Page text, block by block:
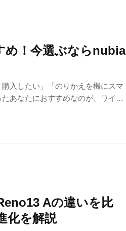
め！今選ぶならnubia
入したい」「のりかえを機にスマ
あなたにおすすめなのが、ワイモ
Aの違いを比
化を解説